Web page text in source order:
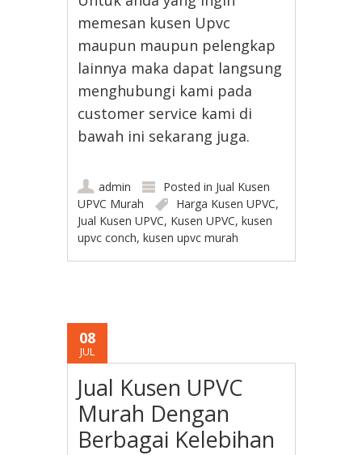
memesan kusen Upvc
maupun maupun pelengkap
lainnya maka dapat langsung
menghubungi kami pada
customer service kami di
bawah ini sekarang juga.
admin Posted in Jual Kusen
UPVC Murah
Harga Kusen UPVC,
Jual Kusen UPVC, Kusen UPVC,kusen
upvc conch,kusen upvc murah
08
JUL
Jual Kusen UPVC
Murah Dengan
Berbagai Kelebihan